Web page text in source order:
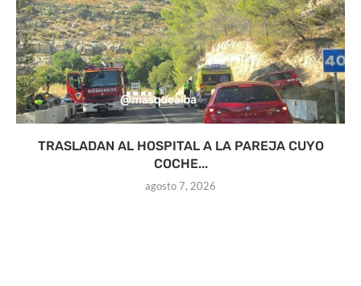
TRASLADAN AL HOSPITAL A LA PAREJA CUYO
COCHE...
agosto 7, 2026